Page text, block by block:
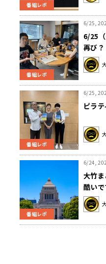
番組レポ
番組レポ
6/25,
6/25
再び？
番組レポ
6/25,
ピラ
番組レポ
6/24,
大竹
酷い
去最低